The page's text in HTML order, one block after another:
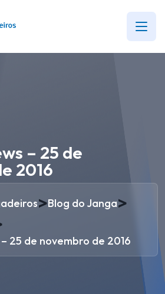
– 25 de
2016
>Blog do Janga>
25 de novembro de 2016